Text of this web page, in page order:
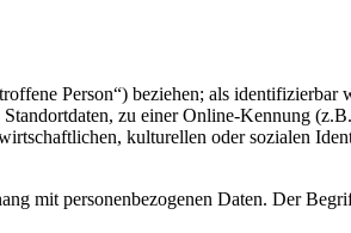
Person“) beziehen; als identifizierbar
zu einer Online-Kennung
kulturellen oder sozialen
mit personenbezogenen Daten. Der